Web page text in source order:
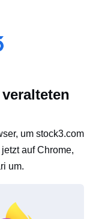
um stock3.com
auf Chrome,
um.